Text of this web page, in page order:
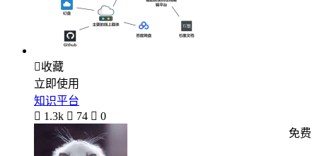
收藏
立即使用
知识平台
 1.3k  74  0
免费